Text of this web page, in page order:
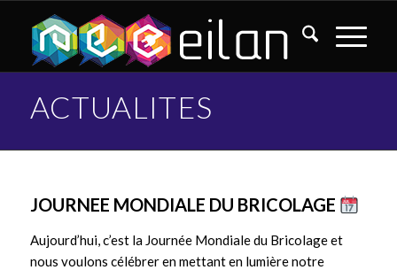
ACTUALITES
JOURNEE MONDIALE DU BRICOLAGE
Aujourd’hui, c’est la Journée Mondiale du Bricolage et
nous voulons célébrer en mettant en lumière notre